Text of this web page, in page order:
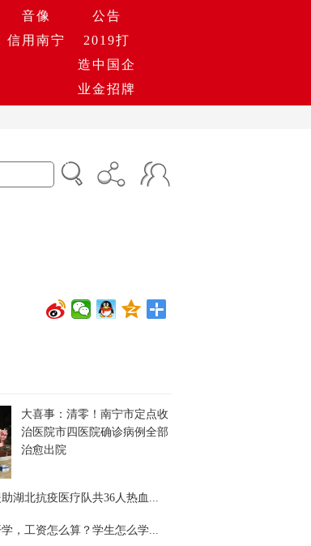
音像
公告
信用南宁
2019打
造中国企
业金招牌
大喜事：清零！南宁市定点收
治医院市四医院确诊病例全部
治愈出院
湖北抗疫医疗队共36人热血...
，工资怎么算？学生怎么学...